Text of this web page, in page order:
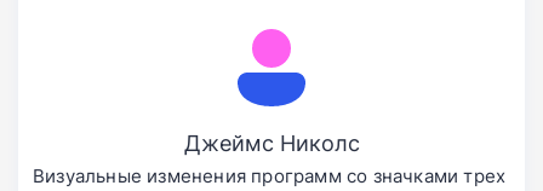
Джеймс Николс
Визуальные изменения программ со значками трех